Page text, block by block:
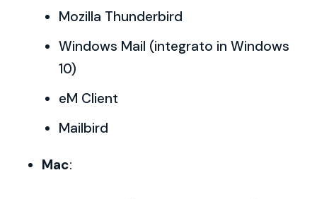
Mozilla Thunderbird
Windows Mail (integrato in Windows
10)
eM Client
Mailbird
Mac: